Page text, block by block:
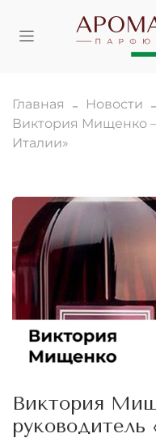
Главная
Новости
Виктория Мищенко
Италии»
Виктория